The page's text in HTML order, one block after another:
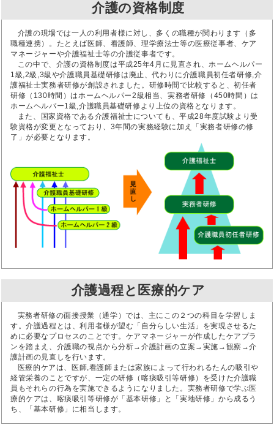
介護の資格制度
介護の現場では一人の利用者様に対し、多くの職種が関わります（多
職種連携）。たとえば医師、看護師、理学療法士等の医療従事者、ケア
マネージャーや介護福祉士等の介護従事者です。
この中で、介護の資格制度は平成25年4月に見直され、ホームヘルパー
1級,2級,3級や介護職員基礎研修は廃止、代わりに介護職員初任者研修,介
護福祉士実務者研修が創設されました。研修時間で比較すると、初任者
研修（130時間）はホームヘルパー2級相当、実務者研修（450時間）は
ホームヘルパー1級,介護職員基礎研修より上位の資格となります。
また、国家資格である介護福祉士についても、平成28年度試験より受
験資格が変更となっており、3年間の実務経験に加え「実務者研修の修
了」が必要となります。
介護過程と医療的ケア
実務者研修の面接授業（通学）では、主にこの２つの科目を学習しま
す。介護過程とは、利用者様が望む「自分らしい生活」を実現させるた
めに必要なプロセスのことです。ケアマネージャーが作成したケアプラ
ンを踏まえ、介護職の視点から分析→介護計画の立案→実施→観察→介
護計画の見直しを行います。
医療的ケアは、医師,看護師または家族によって行われるたんの吸引や
経管栄養のことですが、一定の研修（喀痰吸引等研修）を受けた介護職
員もそれらの行為を実施できるようになりました。実務者研修で学ぶ医
療的ケアは、喀痰吸引等研修が「基本研修」と「実地研修」から成るう
ち、「基本研修」に相当します。